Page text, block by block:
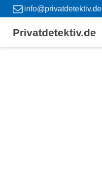
info@privatdetektiv.de
Privatdetektiv.de